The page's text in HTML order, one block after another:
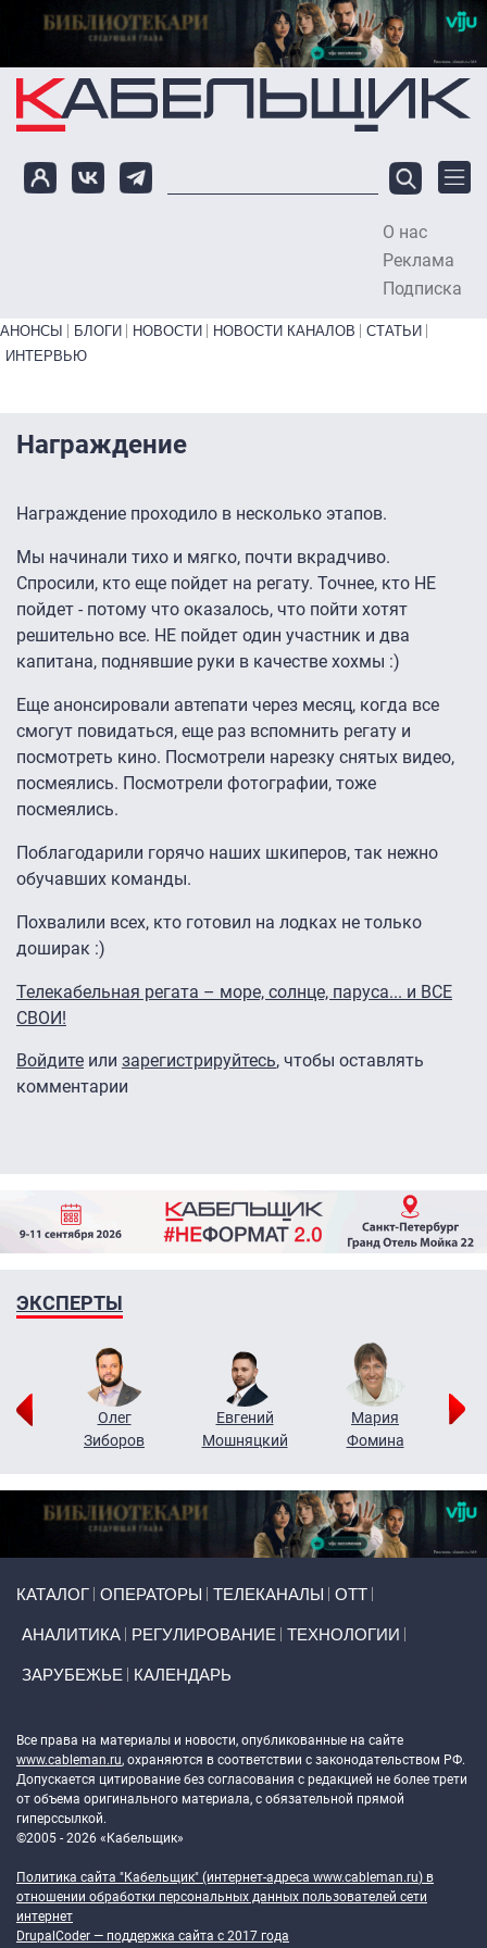
Перейти к основному содержанию
О нас
Реклама
Подписка
Primary links bottom
АНОНСЫ БЛОГИ НОВОСТИ НОВОСТИ КАНАЛОВ
СТАТЬИ
ИНТЕРВЬЮ
Награждение
Награждение проходило в несколько этапов.
Мы начинали тихо и мягко, почти вкрадчиво.
Спросили, кто еще пойдет на регату. Точнее, кто НЕ
пойдет - потому что оказалось, что пойти хотят
решительно все. НЕ пойдет один участник и два
капитана, поднявшие руки в качестве хохмы :)
Еще анонсировали автепати через месяц, когда все
смогут повидаться, еще раз вспомнить регату и
посмотреть кино. Посмотрели нарезку снятых видео,
посмеялись. Посмотрели фотографии, тоже
посмеялись.
Поблагодарили горячо наших шкиперов, так нежно
обучавших команды.
Похвалили всех, кто готовил на лодках не только
доширак :)
Телекабельная регата – море, солнце, паруса... и ВСЕ
СВОИ!
Войдите или зарегистрируйтесь, чтобы оставлять
комментарии
ЭКСПЕРТЫ
Олег
Зиборов
Евгений
Мошняцкий
Мария
Фомина
КАТАЛОГ ОПЕРАТОРЫ ТЕЛЕКАНАЛЫ ОТТ
АНАЛИТИКА РЕГУЛИРОВАНИЕ ТЕХНОЛОГИИ
ЗАРУБЕЖЬЕ КАЛЕНДАРЬ
Все права на материалы и новости, опубликованные на сайте
www.cableman.ru, охраняются в соответствии с законодательством РФ.
Допускается цитирование без согласования с редакцией не более трети
от объема оригинального материала, с обязательной прямой
гиперссылкой.
©2005 - 2026 «Кабельщик»
Политика сайта "Кабельщик" (интернет-адреса www.cableman.ru) в
отношении обработки персональных данных пользователей сети
интернет
DrupalCoder — поддержка сайта c 2017 года